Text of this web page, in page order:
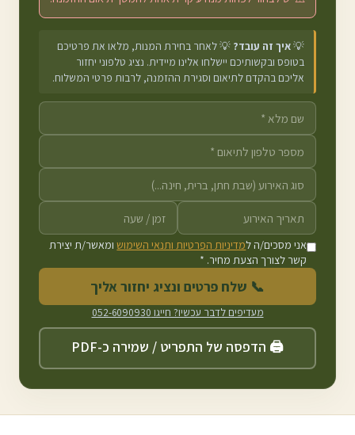
💡איך זה עובד? 💡 לאחר בחירת המנות, מלאו את פרטיכם
בטופס ובקשותיכם יישלחו אלינו מיידית. נציג טלפוני יחזור
אליכם בהקדם לתיאום וסגירת ההזמנה, לרבות פרטי המשלוח.
אני מסכים/ה למדיניות הפרטיות ותנאי השימושומאשר/ת יצירת
קשר לצורך הצעת מחיר. *
📞 שלח פרטים ונציג יחזור אליך
מעדיפים לדבר עכשיו? חייגו 052-6090930
🖨️ הדפסה של התפריט / שמירה כ-PDF